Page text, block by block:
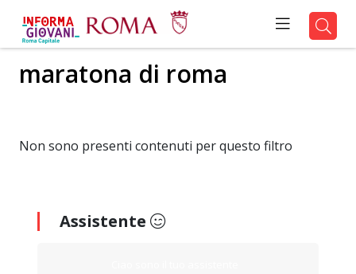
maratona di roma
Non sono presenti contenuti per questo filtro
Assistente